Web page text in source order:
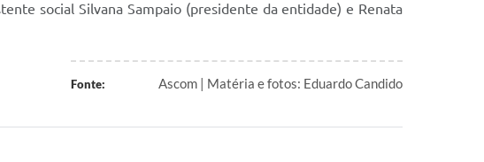
social Silvana Sampaio (presidente da entidade) e Renata
Fonte: Ascom | Matéria e fotos: Eduardo Candido